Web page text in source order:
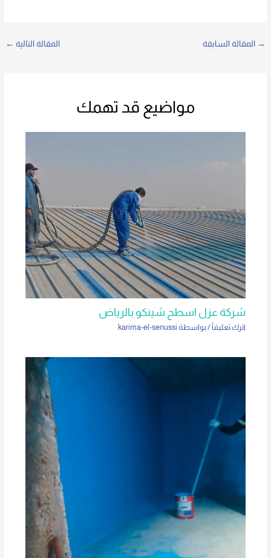
→ المقالة السابقة المقالة التالية ←
مواضيع قد تهمك
شركة عزل اسطح شينكو بالرياض
اترك تعليقاً / بواسطة karima-el-senussi